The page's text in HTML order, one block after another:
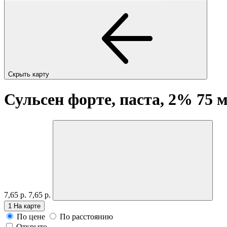
Скрыть карту
Сульсен форте, паста, 2% 75
7,65 р. 7,65 р.
1 На карте
По цене
По расстоянию